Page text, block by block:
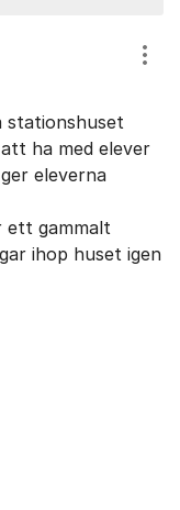
stationshuset
ha med elever
eleverna
ett gammalt
ihop huset igen